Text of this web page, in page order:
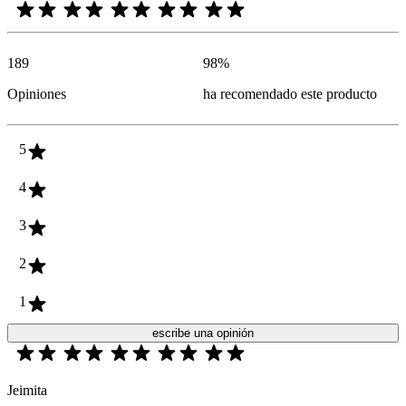
189
Opiniones
98%
ha recomendado este producto
5
4
3
2
1
escribe una opinión
Jeimita